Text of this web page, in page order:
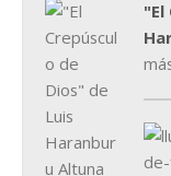
"El